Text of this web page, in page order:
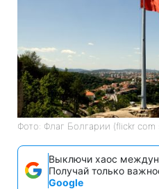
Фото: Флаг Болгарии (flickr com
Выключи хаос
Получай только
Google